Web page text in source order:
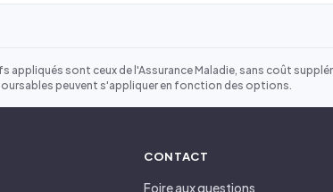
sont ceux de l'Assurance Maladie, sans coût
peuvent s'appliquer en fonction des options.
CONTACT
Foire aux questions